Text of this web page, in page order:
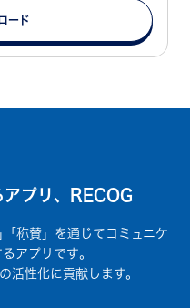
ード
アプリ、RECOG
｢称賛」を通じてコミュニケ
アプリです｡
活性化に貢献します。